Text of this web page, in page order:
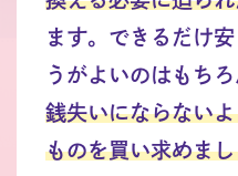
ます。できるだけ
うがよいのはもちろ
銭失いにならない
ものを買い求めま